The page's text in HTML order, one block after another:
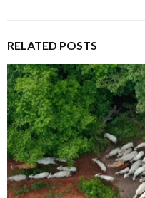
RELATED POSTS